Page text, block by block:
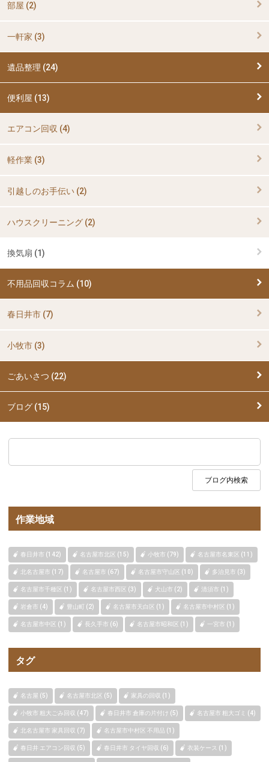
部屋 (2)
一軒家 (3)
遺品整理 (24)
便利屋 (13)
エアコン回収 (4)
軽作業 (3)
引越しのお手伝い (2)
ハウスクリーニング (2)
換気扇 (1)
不用品回収コラム (10)
春日井市 (7)
小牧市 (3)
ごあいさつ (22)
ブログ (15)
作業地域
春日井市 (142) 名古屋市北区 (15) 小牧市 (79) 名古屋市名東区 (11)
北名古屋市 (17) 名古屋市 (67) 名古屋市守山区 (10) 多治見市 (3)
名古屋市千種区 (1) 名古屋市西区 (3) 犬山市 (2) 清須市 (1)
岩倉市 (4) 豊山町 (2) 名古屋市天白区 (1) 名古屋市中村区 (1)
名古屋市中区 (1) 長久手市 (6) 名古屋市昭和区 (1) 一宮市 (1)
タグ
名古屋 (5) 名古屋市北区 (5) 家具の回収 (1)
小牧市 粗大ごみ回収 (47) 春日井市 倉庫の片付け (5) 名古屋市 粗大ゴミ (4)
北名古屋市 家具回収 (7) 名古屋市中村区 不用品 (1)
春日井 エアコン回収 (5) 春日井市 タイヤ回収 (6) 衣装ケース (1)